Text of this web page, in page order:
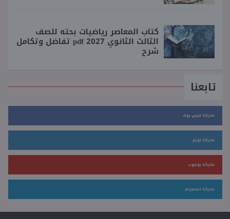
كتاب المعاصر رياضيات بحته للصف
الثالث الثانوي 2027 pdf تفاضل وتكامل
شرح
تابعنا
شاركنا فيس بوك
شاركنا تويتر
شاركنا يوتيوب
شاركنا انستجرام